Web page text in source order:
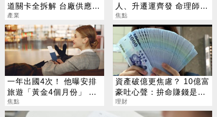
道關卡全拆解 台廠供應鏈
陣容曝光
產業
人、升遷運齊發 命理師：
把握黃金轉運期
焦點
一年出國4次！ 他曝安排
旅遊「黃金4個月份」 卡
對整年活在期待中
焦點
資產破億更焦慮？ 10億富
豪吐心聲：拚命賺錢是在
「超度自己」
理財